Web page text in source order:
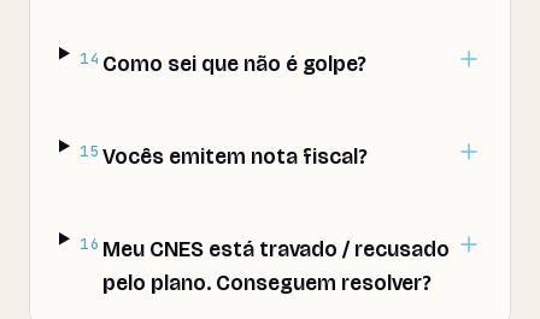
14 Como sei que não é golpe?
15 Vocês emitem nota fiscal?
16 Meu CNES está travado / recusado
pelo plano. Conseguem resolver?